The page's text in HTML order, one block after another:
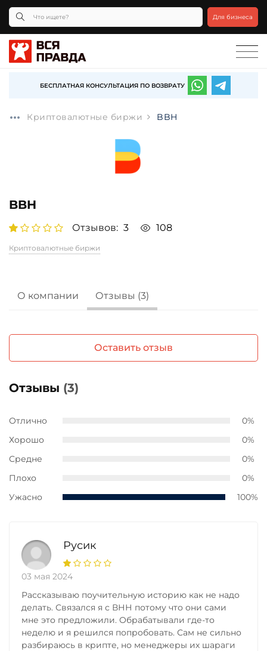
Для бизнеса
БЕСПЛАТНАЯ КОНСУЛЬТАЦИЯ ПО ВОЗВРАТУ
Криптовалютные биржи BBH
BBH
Отзывов: 3 108
Криптовалютные биржи
О компании Отзывы (3)
Оставить отзыв
Отзывы (3)
Отлично
0%
Хорошо
0%
Средне
0%
Плохо
0%
Ужасно
100%
Русик
03 мая 2024
Рассказываю поучительную историю как не надо
делать. Связался я с ВНН потому что они сами
мне это предложили. Обрабатывали где-то
неделю и я решился попробовать. Сам не сильно
разбираюсь в крипте, но менеджеры их шараги